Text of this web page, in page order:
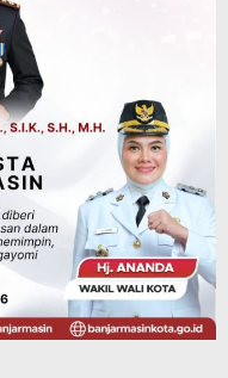
Perlinsos
IKD Masih
Tangan